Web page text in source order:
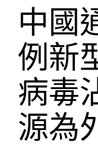
中國
例新
病毒
源為